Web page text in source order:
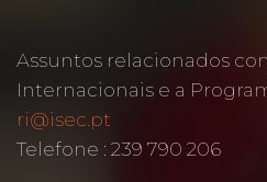
Assuntos relacionados
Internacionais e a
ri@isec.pt
Telefone : 239 790 206